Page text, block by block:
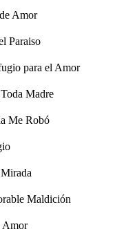
Amor
Paraiso
para el Amor
Madre
Me Robó
Maldición
Amor